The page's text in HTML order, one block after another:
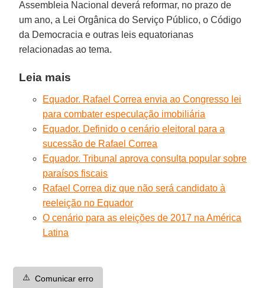
Assembleia Nacional deverá reformar, no prazo de
um ano, a Lei Orgânica do Serviço Público, o Código
da Democracia e outras leis equatorianas
relacionadas ao tema.
Leia mais
Equador. Rafael Correa envia ao Congresso lei
para combater especulação imobiliária
Equador. Definido o cenário eleitoral para a
sucessão de Rafael Correa
Equador. Tribunal aprova consulta popular sobre
paraísos fiscais
Rafael Correa diz que não será candidato à
reeleição no Equador
O cenário para as eleições de 2017 na América
Latina
⚠️ Comunicar erro